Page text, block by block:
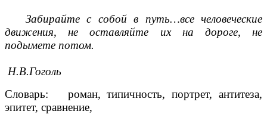
Забирайте с собой в путь…все человеческие
движения, не оставляйте их на дороге, не
подымете потом.
Н.В.Гоголь
Словарь: роман, типичность, портрет, антитеза,
эпитет, сравнение,